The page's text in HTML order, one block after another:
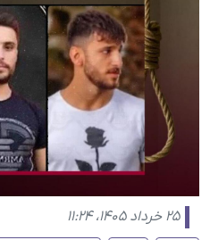
۲۵ خرداد ۱۴۰۵، ۱۱:۲۴